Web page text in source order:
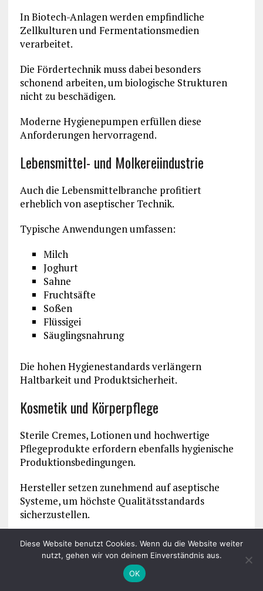
In Biotech-Anlagen werden empfindliche
Zellkulturen und Fermentationsmedien
verarbeitet.
Die Fördertechnik muss dabei besonders
schonend arbeiten, um biologische Strukturen
nicht zu beschädigen.
Moderne Hygienepumpen erfüllen diese
Anforderungen hervorragend.
Lebensmittel- und Molkereiindustrie
Auch die Lebensmittelbranche profitiert
erheblich von aseptischer Technik.
Typische Anwendungen umfassen:
Milch
Joghurt
Sahne
Fruchtsäfte
Soßen
Flüssigei
Säuglingsnahrung
Die hohen Hygienestandards verlängern
Haltbarkeit und Produktsicherheit.
Kosmetik und Körperpflege
Sterile Cremes, Lotionen und hochwertige
Pflegeprodukte erfordern ebenfalls hygienische
Produktionsbedingungen.
Hersteller setzen zunehmend auf aseptische
Systeme, um höchste Qualitätsstandards
sicherzustellen.
Zukunftstrends und technologische
Diese Website benutzt Cookies. Wenn du die Website weiter
nutzt, gehen wir von deinem Einverständnis aus.
OK